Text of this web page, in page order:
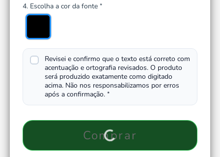
4. Escolha a cor da fonte *
Revisei e confirmo que o texto está correto com
acentuação e ortografia revisados. O produto
será produzido exatamente como digitado
acima. Não nos responsabilizamos por erros
após a confirmação. *
Comprar